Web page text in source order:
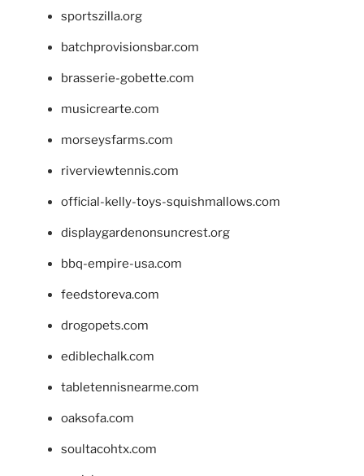
sportszilla.org
batchprovisionsbar.com
brasserie-gobette.com
musicrearte.com
morseysfarms.com
riverviewtennis.com
official-kelly-toys-squishmallows.com
displaygardenonsuncrest.org
bbq-empire-usa.com
feedstoreva.com
drogopets.com
ediblechalk.com
tabletennisnearme.com
oaksofa.com
soultacohtx.com